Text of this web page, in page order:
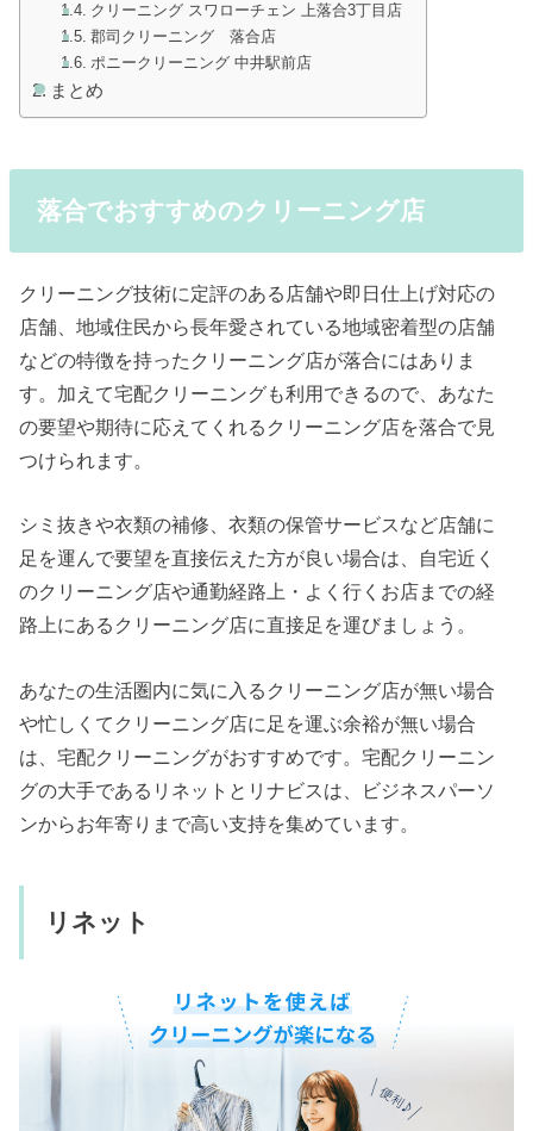
クリーニング スワローチェン 上落合3丁目店
郡司クリーニング 落合店
ポニークリーニング 中井駅前店
まとめ
落合でおすすめのクリーニング店
クリーニング技術に定評のある店舗や即日仕上げ対応の
店舗、地域住民から長年愛されている地域密着型の店舗
などの特徴を持ったクリーニング店が落合にはありま
す。加えて宅配クリーニングも利用できるので、あなた
の要望や期待に応えてくれるクリーニング店を落合で見
つけられます。
シミ抜きや衣類の補修、衣類の保管サービスなど店舗に
足を運んで要望を直接伝えた方が良い場合は、自宅近く
のクリーニング店や通勤経路上・よく行くお店までの経
路上にあるクリーニング店に直接足を運びましょう。
あなたの生活圏内に気に入るクリーニング店が無い場合
や忙しくてクリーニング店に足を運ぶ余裕が無い場合
は、宅配クリーニングがおすすめです。宅配クリーニン
グの大手であるリネットとリナビスは、ビジネスパーソ
ンからお年寄りまで高い支持を集めています。
リネット